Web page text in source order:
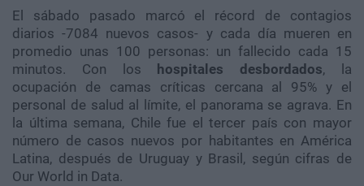
El sábado pasado marcó el récord de contagios
diarios -7084 nuevos casos- y cada día mueren en
promedio unas 100 personas: un fallecido cada 15
minutos. Con los
hospitales desbordados, la
ocupación de camas críticas cercana al 95% y el
personal de salud al límite, el panorama se agrava. En
la última semana, Chile fue el tercer país con mayor
número de casos nuevos por habitantes en América
Latina, después de Uruguay y Brasil, según cifras de
Our World in Data.